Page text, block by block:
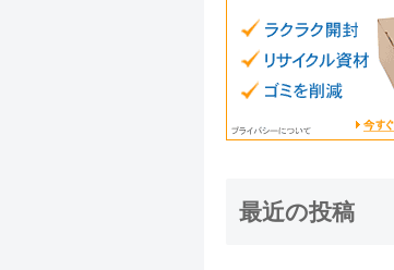
最近の投稿